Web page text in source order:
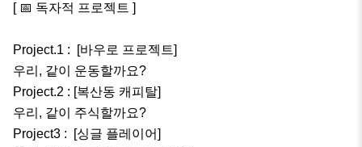
[ 📅 독자적 프로젝트 ]
Project.1 :  [바우로 프로젝트]
우리, 같이 운동할까요?
Project.2 : [복산동 캐피탈]
우리, 같이 주식할까요?
Project3 :  [싱글 플레이어]